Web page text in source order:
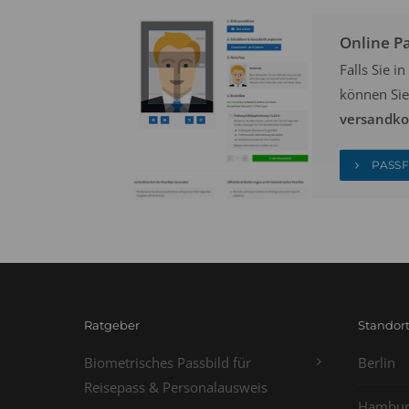
Online
Falls Sie
können
Ratgeber
Biometrisches Passbild für
Reisepass & Personalausweis
Berlin